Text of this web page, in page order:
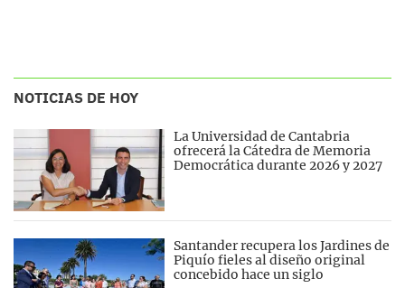
NOTICIAS DE HOY
La Universidad de Cantabria
ofrecerá la Cátedra de Memoria
Democrática durante 2026 y 2027
Santander recupera los Jardines de
Piquío fieles al diseño original
concebido hace un siglo